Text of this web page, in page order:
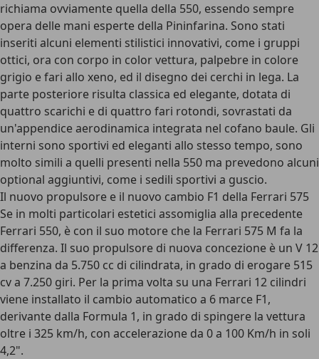
richiama ovviamente quella della 550, essendo sempre
opera delle mani esperte della Pininfarina. Sono stati
inseriti alcuni elementi stilistici innovativi, come i gruppi
ottici, ora con corpo in color vettura, palpebre in colore
grigio e fari allo xeno, ed il disegno dei cerchi in lega. La
parte posteriore risulta classica ed elegante, dotata di
quattro scarichi e di quattro fari rotondi, sovrastati da
un'appendice aerodinamica integrata nel cofano baule. Gli
interni sono sportivi ed eleganti allo stesso tempo, sono
molto simili a quelli presenti nella 550 ma prevedono alcuni
optional aggiuntivi, come i sedili sportivi a guscio.
Il nuovo propulsore e il nuovo cambio F1 della Ferrari 575
Se in molti particolari estetici assomiglia alla precedente
Ferrari 550, è con il suo motore che la Ferrari 575 M fa la
differenza. Il suo propulsore di nuova concezione è un V 12
a benzina da 5.750 cc di cilindrata, in grado di erogare 515
cv a 7.250 giri. Per la prima volta su una Ferrari 12 cilindri
viene installato il cambio automatico a 6 marce F1,
derivante dalla Formula 1, in grado di spingere la vettura
oltre i 325 km/h, con accelerazione da 0 a 100 Km/h in soli
4,2".